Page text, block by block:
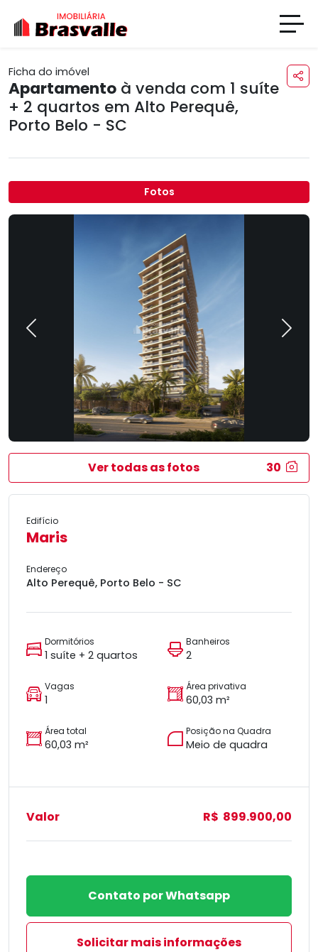
Ficha do imóvel
Apartamento à venda com 1 suíte
+ 2 quartos em Alto Perequê,
Porto Belo - SC
Fotos
Previous Next
Ver todas as fotos 30
Edifício
Maris
Endereço
Alto Perequê, Porto Belo - SC
Dormitórios
1 suíte + 2 quartos
Banheiros
2
Vagas
1
Área privativa
60,03 m²
Área total
60,03 m²
Posição na Quadra
Meio de quadra
Valor R$ 899.900,00
Contato por Whatsapp
Solicitar mais informações